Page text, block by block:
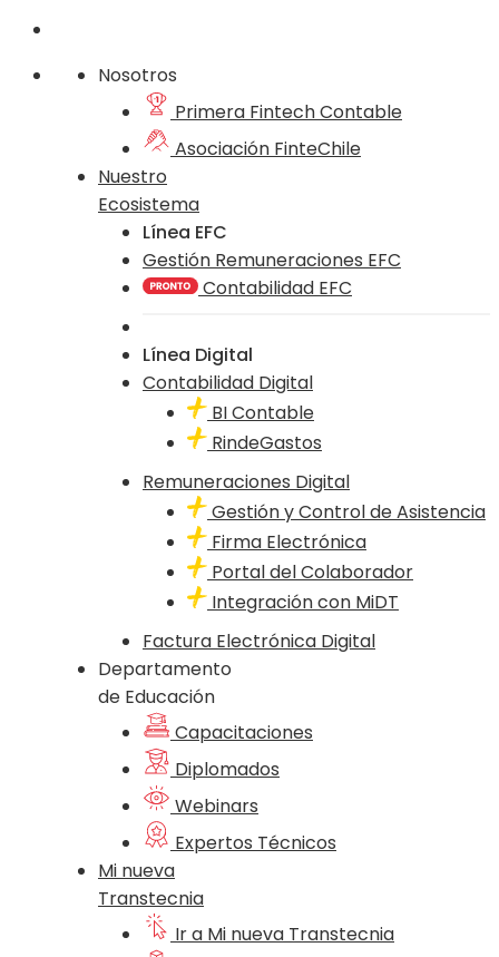
Nosotros
Primera Fintech Contable
Asociación FinteChile
Nuestro
Ecosistema
Línea EFC
Gestión Remuneraciones EFC
Contabilidad EFC
Línea Digital
Contabilidad Digital
BI Contable
RindeGastos
Remuneraciones Digital
Gestión y Control de Asistencia
Firma Electrónica
Portal del Colaborador
Integración con MiDT
Factura Electrónica Digital
Departamento
de Educación
Capacitaciones
Diplomados
Webinars
Expertos Técnicos
Mi nueva
Transtecnia
Ir a Mi nueva Transtecnia